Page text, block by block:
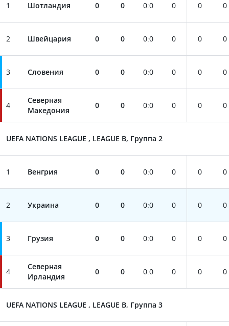
1 Шотландия 0 0 0:0 0 0 0
2 Швейцария 0 0 0:0 0 0 0
3 Словения 0 0 0:0 0 0 0
4
Северная
Македония
0 0 0:0 0 0 0
UEFA NATIONS LEAGUE , LEAGUE B, Группа 2
1 Венгрия 0 0 0:0 0 0 0
2 Украина 0 0 0:0 0 0 0
3 Грузия 0 0 0:0 0 0 0
4
Северная
Ирландия
0 0 0:0 0 0 0
UEFA NATIONS LEAGUE , LEAGUE B, Группа 3